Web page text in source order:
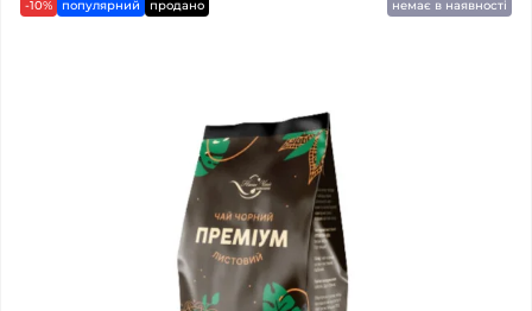
-10% популярний продано немає в наявності